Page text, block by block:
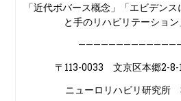
「近代ボバース概念」「エビデン
と手のリハビリテーショ
〒113-0033 文京区本郷2-8-
ニューロリハビリ研究所